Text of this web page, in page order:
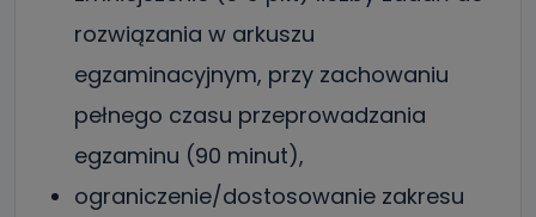
rozwiązania w arkuszu
egzaminacyjnym, przy zachowaniu
pełnego czasu przeprowadzania
egzaminu (90 minut),
ograniczenie/dostosowanie zakresu